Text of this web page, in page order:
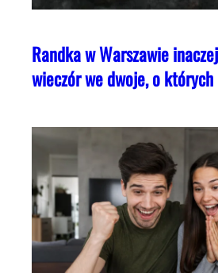
Randka w Warszawie
wieczór we dwoje, o